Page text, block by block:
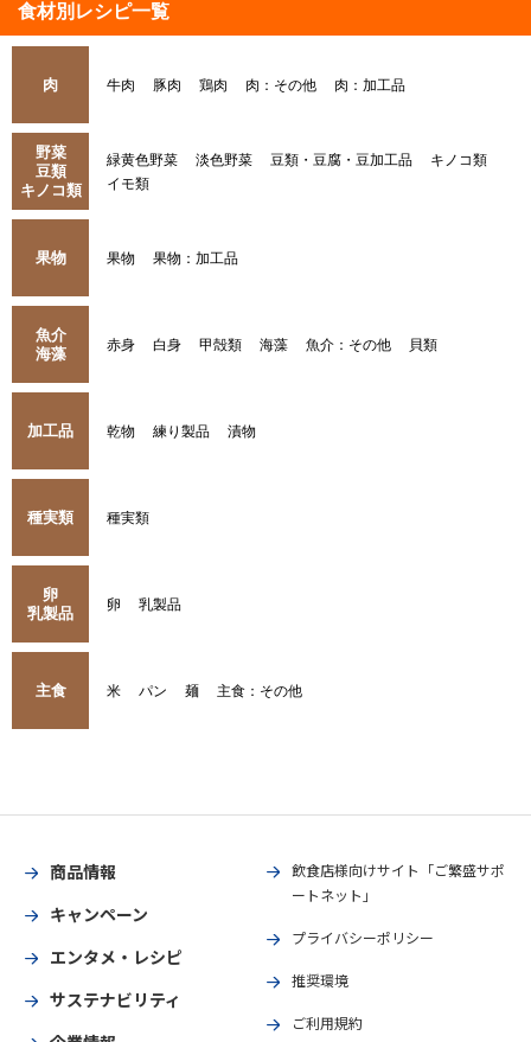
食材別レシピ一覧
肉 牛肉 豚肉 鶏肉 肉：その他 肉：加工品
野菜
豆類
キノコ類
緑黄色野菜 淡色野菜 豆類・豆腐・豆加工品
キノコ類
イモ類
果物 果物 果物：加工品
魚介
海藻
赤身 白身 甲殻類 海藻 魚介：その他 貝類
加工品 乾物 練り製品 漬物
種実類 種実類
卵
乳製品
卵 乳製品
主食 米 パン 麺 主食：その他
商品情報
キャンペーン
エンタメ・レシピ
サステナビリティ
飲食店様向けサイト「ご繁盛サポ
ートネット」
プライバシーポリシー
推奨環境
ご利用規約